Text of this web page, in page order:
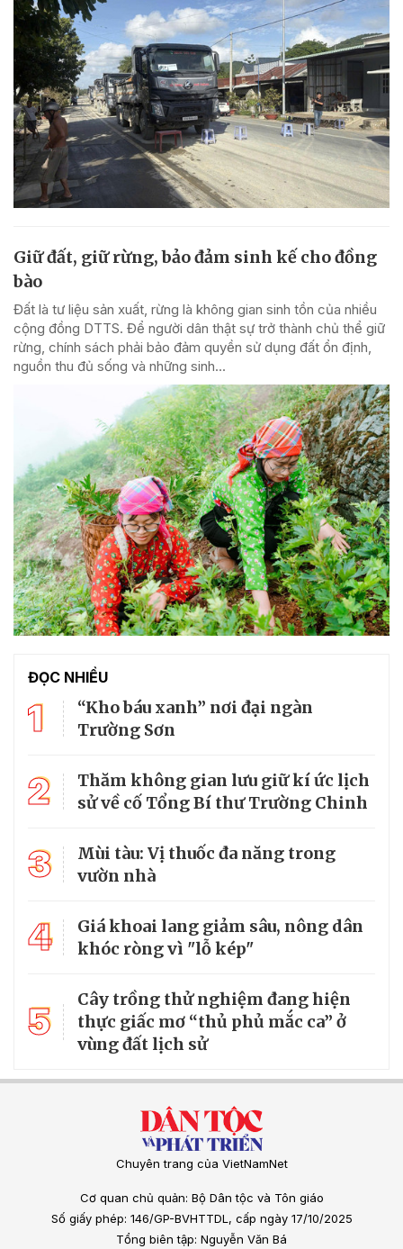
Giữ đất, giữ rừng, bảo đảm sinh kế cho đồng
bào
Đất là tư liệu sản xuất, rừng là không gian sinh tồn của nhiều
cộng đồng DTTS. Để người dân thật sự trở thành chủ thể giữ
rừng, chính sách phải bảo đảm quyền sử dụng đất ổn định,
nguồn thu đủ sống và những sinh...
ĐỌC NHIỀU
1
“Kho báu xanh” nơi đại ngàn
Trường Sơn
2
Thăm không gian lưu giữ kí ức lịch
sử về cố Tổng Bí thư Trường Chinh
3
Mùi tàu: Vị thuốc đa năng trong
vườn nhà
4
Giá khoai lang giảm sâu, nông dân
khóc ròng vì "lỗ kép"
5
Cây trồng thử nghiệm đang hiện
thực giấc mơ “thủ phủ mắc ca” ở
vùng đất lịch sử
Chuyên trang của VietNamNet
Cơ quan chủ quản: Bộ Dân tộc và Tôn giáo
Số giấy phép: 146/GP-BVHTTDL, cấp ngày 17/10/2025
Tổng biên tập: Nguyễn Văn Bá